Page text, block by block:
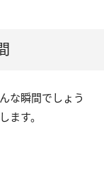
な瞬間でしょう
す。